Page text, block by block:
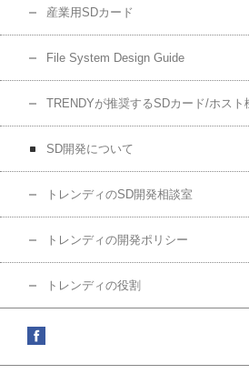
産業用SDカード
File System Design Guide
TRENDYが推奨するSDカード/ホスト
SD開発について
トレンディのSD開発相談室
トレンディの開発ポリシー
トレンディの役割